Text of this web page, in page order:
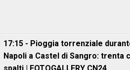
17:15 - Pioggia torrenziale
Napoli a Castel di Sangro: